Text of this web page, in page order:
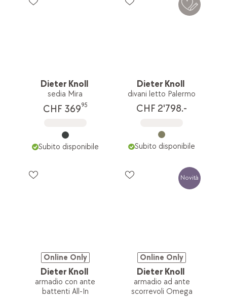
Dieter Knoll
sedia Mira
CHF 36995
Subito disponibile
Dieter Knoll
divani letto Palermo
CHF 2'798.-
Subito disponibile
Online Only
Dieter Knoll
armadio con ante
battenti All-In
Novità
Online Only
Dieter Knoll
armadio ad ante
scorrevoli Omega